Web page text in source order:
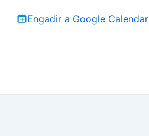
Engadir a Google Calendar